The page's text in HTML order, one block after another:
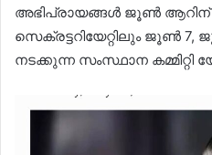
അഭിപ്രായങ്ങൾ ജൂൺ ആറിന്
സെക്രട്ടറിയേറ്റിലും ജൂൺ 7,
നടക്കുന്ന സംസ്ഥാന